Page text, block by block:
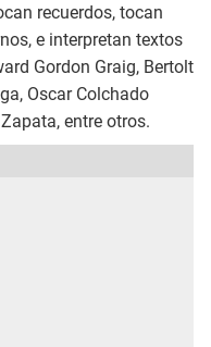
recuerdos, tocan
e interpretan textos
Gordon Graig, Bertolt
Oscar Colchado
entre otros.